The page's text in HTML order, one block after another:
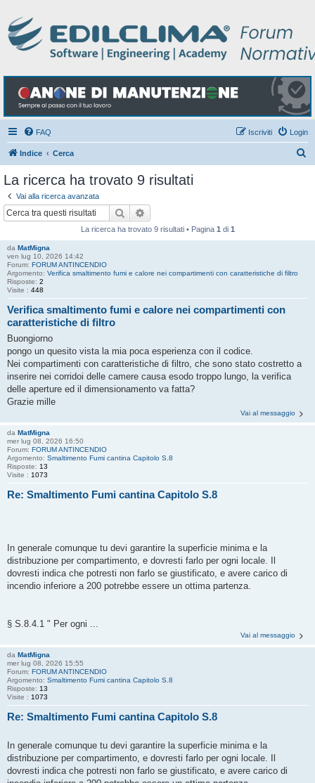
FAQ Login
Iscriviti
Indice Cerca
La ricerca ha trovato 9 risultati
Vai alla ricerca avanzata
Cerca
La ricerca ha trovato 9 risultati • Pagina 1 di 1
da MatMigna
ven lug 10, 2026 14:42
Forum: FORUM ANTINCENDIO
Argomento: Verifica smaltimento fumi e calore nei compartimenti con caratteristiche di filtro
Risposte: 2
Visite : 448
Verifica smaltimento fumi e calore nei compartimenti con
caratteristiche di filtro
Buongiorno
pongo un quesito vista la mia poca esperienza con il codice.
Nei compartimenti con caratteristiche di filtro, che sono stato costretto a
inserire nei corridoi delle camere causa esodo troppo lungo, la verifica
delle aperture ed il dimensionamento va fatta?
Grazie mille
Vai al messaggio
da MatMigna
mer lug 08, 2026 16:50
Forum: FORUM ANTINCENDIO
Argomento: Smaltimento Fumi cantina Capitolo S.8
Risposte: 13
Visite : 1073
Re: Smaltimento Fumi cantina Capitolo S.8
In generale comunque tu devi garantire la superficie minima e la
distribuzione per compartimento, e dovresti farlo per ogni locale. Il
dovresti indica che potresti non farlo se giustificato, e avere carico di
incendio inferiore a 200 potrebbe essere un ottima partenza.
§ S.8.4.1 " Per ogni ...
Vai al messaggio
da MatMigna
mer lug 08, 2026 15:55
Forum: FORUM ANTINCENDIO
Argomento: Smaltimento Fumi cantina Capitolo S.8
Risposte: 13
Visite : 1073
Re: Smaltimento Fumi cantina Capitolo S.8
In generale comunque tu devi garantire la superficie minima e la
distribuzione per compartimento, e dovresti farlo per ogni locale. Il
dovresti indica che potresti non farlo se giustificato, e avere carico di